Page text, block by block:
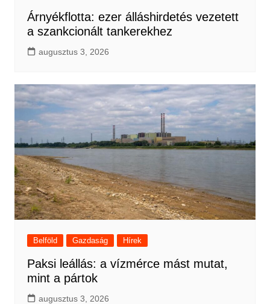
Árnyékflotta: ezer álláshirdetés vezetett
a szankcionált tankerekhez
augusztus 3, 2026
Belföld Gazdaság Hírek
Paksi leállás: a vízmérce mást mutat,
mint a pártok
augusztus 3, 2026